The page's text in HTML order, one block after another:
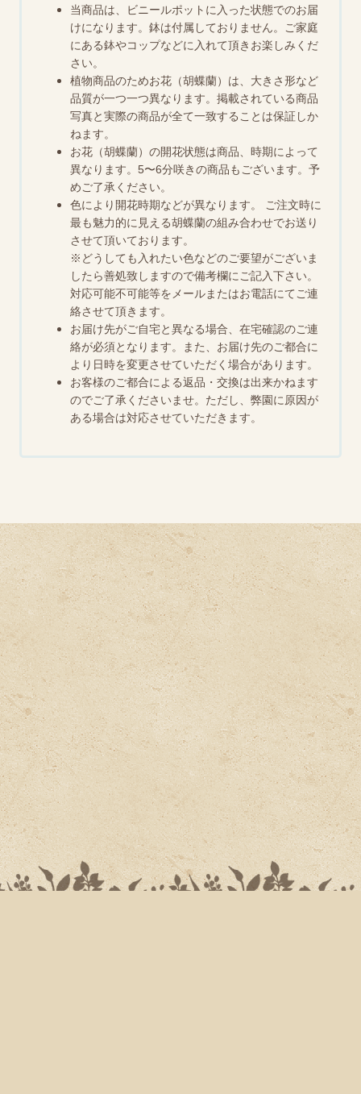
当商品は、ビニールポットに入った状態でのお届
けになります。鉢は付属しておりません。ご家庭
にある鉢やコップなどに入れて頂きお楽しみくだ
さい。
植物商品のためお花（胡蝶蘭）は、大きさ形など
品質が一つ一つ異なります。掲載されている商品
写真と実際の商品が全て一致することは保証しか
ねます。
お花（胡蝶蘭）の開花状態は商品、時期によって
異なります。5〜6分咲きの商品もございます。予
めご了承ください。
色により開花時期などが異なります。 ご注文時に
最も魅力的に見える胡蝶蘭の組み合わせでお送り
させて頂いております。
※どうしても入れたい色などのご要望がございま
したら善処致しますので備考欄にご記入下さい。
対応可能不可能等をメールまたはお電話にてご連
絡させて頂きます。
お届け先がご自宅と異なる場合、在宅確認のご連
絡が必須となります。また、お届け先のご都合に
より日時を変更させていただく場合があります。
お客様のご都合による返品・交換は出来かねます
のでご了承くださいませ。ただし、弊園に原因が
ある場合は対応させていただきます。